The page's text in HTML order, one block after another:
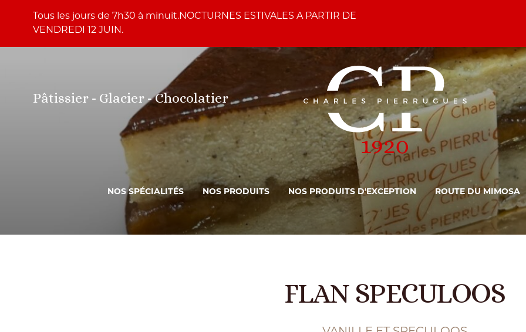
Tous les jours de 7h30 à minuit.NOCTURNES ESTIVALES A PARTIR DE
VENDREDI 12 JUIN.
Pâtissier - Glacier - Chocolatier
NOS SPÉCIALITÉS NOS PRODUITS NOS PRODUITS D'EXCEPTION ROUTE DU MIMOSA
FLAN SPECULOOS